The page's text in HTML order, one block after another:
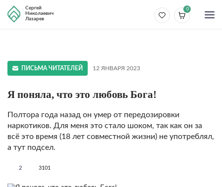
Сергей
Николаевич
Лазарев
0
ПИСЬМА ЧИТАТЕЛЕЙ 12 ЯНВАРЯ 2023
Я поняла, что это любовь Бога!
Полтора года назад он умер от передозировки
наркотиков. Для меня это стало шоком, так как он за
всё это время (18 лет совместной жизни) не употреблял,
а тут подсел.
2 3101